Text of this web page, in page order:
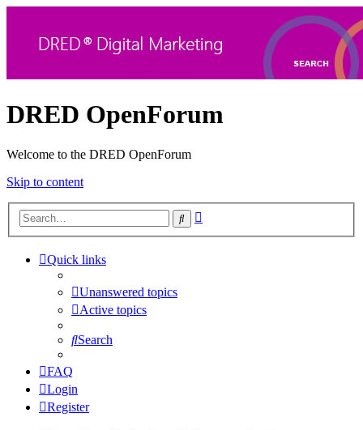
DRED OpenForum
Welcome to the DRED OpenForum
Skip to content
Search
Quick links
Unanswered topics
Active topics
Search
FAQ
Login
Register